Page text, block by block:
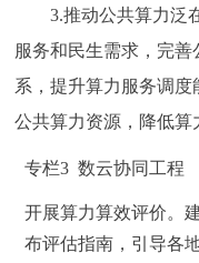
3.推动公共算力泛在
服务和民生需求，完
系，提升算力服务调
公共算力资源，降低算
专栏3 数云协同工程
开展算力算效评价。
布评估指南，引导各